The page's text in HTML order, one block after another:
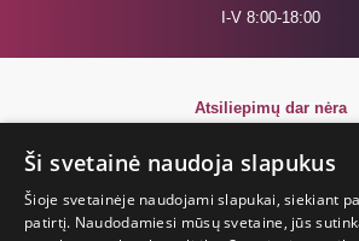
I-V 8:00-18:00
Atsiliepimų dar nėra
Ši svetainė naudoja slapukus
Šioje svetainėje naudojami slapukai, siekiant
patirtį. Naudodamiesi mūsų svetaine, jūs